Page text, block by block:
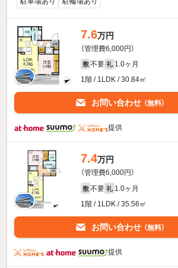
7.6万円
（管理費6,000円）
敷 不要 礼 1.0ヶ月
1階 / 1LDK / 30.84㎡
お問い合わせ （無料）
提供
7.4万円
（管理費6,000円）
敷 不要 礼 1.0ヶ月
1階 / 1LDK / 35.56㎡
お問い合わせ （無料）
提供